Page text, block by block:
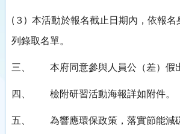
( ３ ) 本活動於報名截止日期內，依報名
列錄取名單。
三、 本府同意參與人員公（差）假
四、 檢附研習活動海報詳如附件。
五、
為響應環保政策，落實節能減